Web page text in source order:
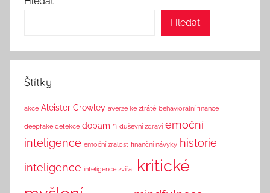
k
Hledat
Štítky
akce Aleister Crowley averze ke ztrátě behaviorální finance
deepfake detekce dopamin duševní zdraví emoční
inteligence emoční zralost finanční návyky historie
inteligence inteligence zvířat kritické